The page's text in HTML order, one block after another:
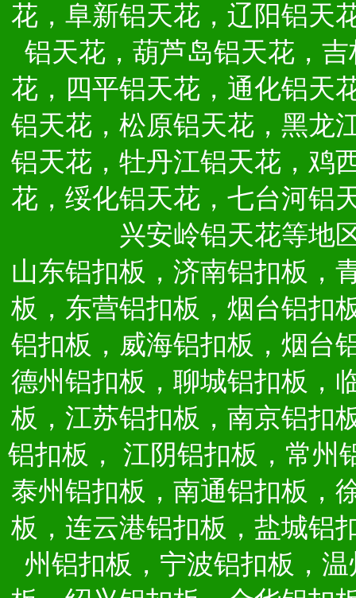
花，阜新铝天花，辽阳铝天
铝天花，葫芦岛铝天花，
花，四平铝天花，通化铝天
铝天花，松原铝天花，黑龙
铝天花，牡丹江铝天花，鸡
花，绥化铝天花，七台河铝
兴安岭铝天花等地
山东铝扣板，济南铝扣板，
板，东营铝扣板，烟台铝扣
铝扣板，威海铝扣板，烟台
德州铝扣板，聊城铝扣板，
板，江苏铝扣板，南京铝扣
铝扣板，
江阴铝扣板，常州
泰州铝扣板，南通铝扣板，
板，连云港铝扣板，盐城铝
州铝扣板，宁波铝扣板，